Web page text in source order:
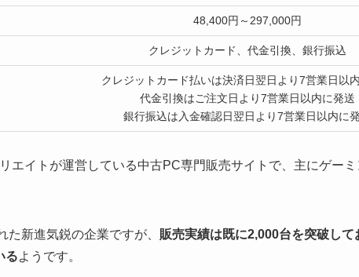
48,400円～297,000円
クレジットカード、代金引換、銀行振込
クレジットカード払いは決済日翌日より7営業日以
代金引換はご注文日より7営業日以内に発送
銀行振込は入金確認日翌日より7営業日以内に
エイトが運営している中古PC専門販売サイトで、主にゲー
新進気鋭の企業ですが、 販売実績は既に2,000台を突破し
るようです。